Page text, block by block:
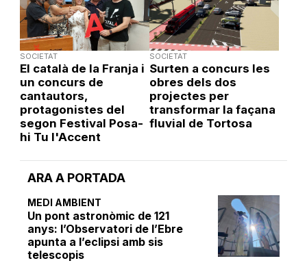
ARA A PORTADA
MEDI AMBIENT
Un pont astronòmic de 121
anys: l’Observatori de l’Ebre
apunta a l’eclipsi amb sis
telescopis
SOCIETAT
El català de la Franja i
un concurs de
cantautors,
protagonistes del
segon Festival Posa-
hi Tu l'Accent
SOCIETAT
Surten a concurs les
obres dels dos
projectes per
transformar la façana
fluvial de Tortosa